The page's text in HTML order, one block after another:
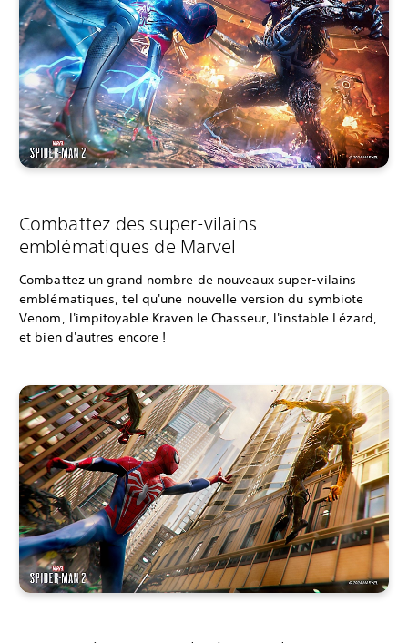
Combattez des super-vilains
emblématiques de Marvel
Combattez un grand nombre de nouveaux super-vilains
emblématiques, tel qu'une nouvelle version du symbiote
Venom, l'impitoyable Kraven le Chasseur, l'instable Lézard,
et bien d'autres encore !